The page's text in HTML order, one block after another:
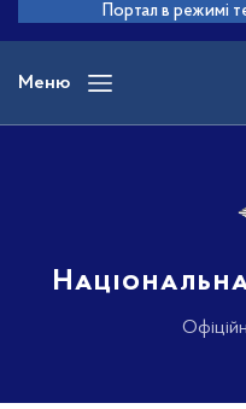
основного
вмісту
Портал в режимі
Меню
Національна